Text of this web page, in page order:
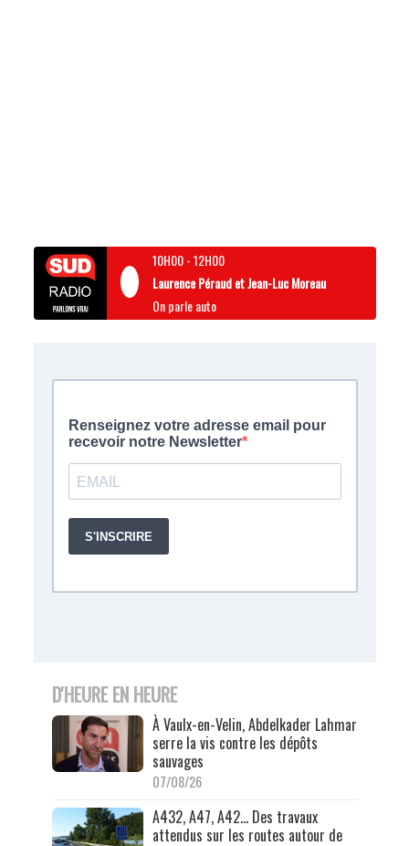
10H00-12H00
Laurence Péraud et Jean-Luc Moreau
On parle auto
D'HEURE EN HEURE
À Vaulx-en-Velin, Abdelkader Lahmar
serre la vis contre les dépôts
sauvages
07/08/26
A432, A47, A42… Des travaux
attendus sur les routes autour de